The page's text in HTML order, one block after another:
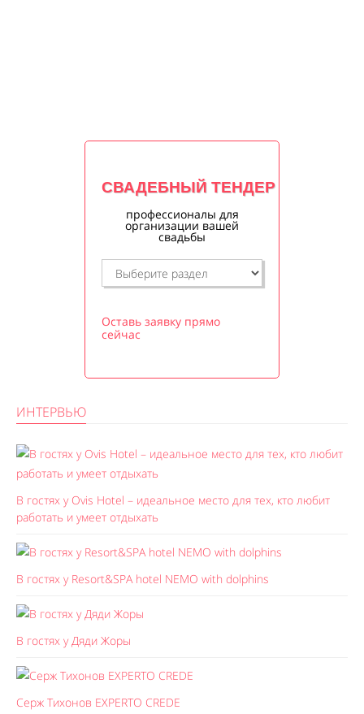
СВАДЕБНЫЙ ТЕНДЕР
профессионалы для
организации вашей
свадьбы
Оставь заявку прямо
сейчас
ИНТЕРВЬЮ
В гостях у Ovis Hotel – идеальное место для тех, кто любит
работать и умеет отдыхать
В гостях у Resort&SPA hotel NEMO with dolphins
В гостях у Дяди Жоры
Серж Тихонов EXPERTO CREDE